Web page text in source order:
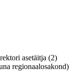
asetäitja (2)
regionaalosakond)